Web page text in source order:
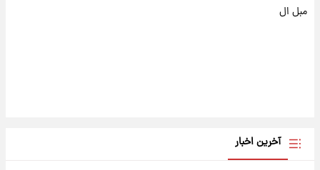
مبل ال
آخرین اخبار